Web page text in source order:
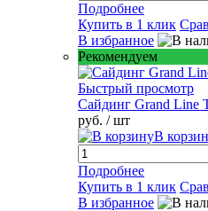
Подробнее
Купить в 1 клик
В избранное
Рекомендуем
Быстрый просмотр
Сайдинг Grand Line
руб. / шт
В
Подробнее
Купить в 1 клик
В избранное